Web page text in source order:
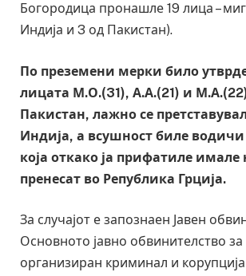
Богородица пронашле 19 лица –
Индија и 3 од Пакистан).
По преземени мерки било
лицата М.О.(31), А.А.(21) и
Пакистан, лажно се
Индија, а всушност биле водичи
која откако ја прифатиле имале
пренесат во Република Грција.
За случајот е запознаен Јавен
Основното јавно обвинителство
организиран криминал и корупција